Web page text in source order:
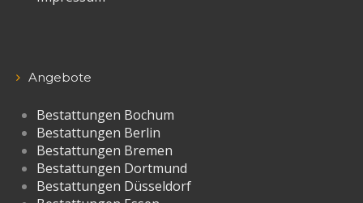
Angebote
Bestattungen Bochum
Bestattungen Berlin
Bestattungen Bremen
Bestattungen Dortmund
Bestattungen Düsseldorf